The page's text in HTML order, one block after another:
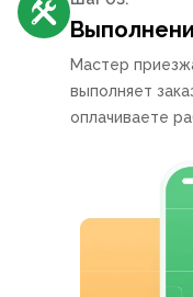
Мастер
выполняет
оплачиваете